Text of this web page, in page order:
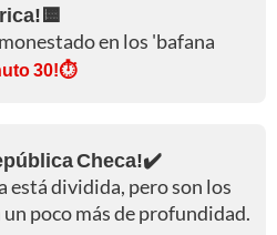
en los 'bafana
30!⏱️
Checa!✔️
está dividida, pero son los
poco más de profundidad.